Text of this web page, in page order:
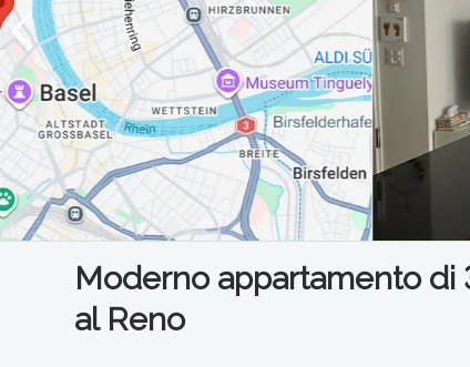
Moderno appartamento di
al Reno